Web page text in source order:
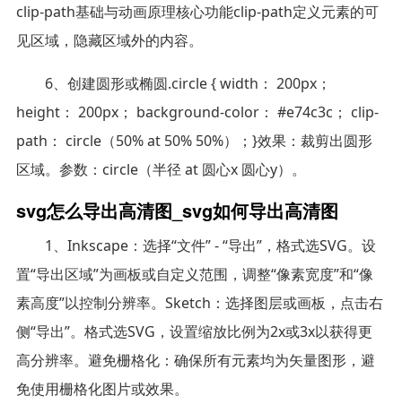
clip-path基础与动画原理核心功能clip-path定义元素的可
见区域，隐藏区域外的内容。
6、创建圆形或椭圆.circle { width： 200px；
height： 200px； background-color： #e74c3c； clip-
path： circle（50% at 50% 50%）；}效果：裁剪出圆形
区域。参数：circle（半径 at 圆心x 圆心y）。
svg怎么导出高清图_svg如何导出高清图
1、Inkscape：选择“文件” - “导出”，格式选SVG。设
置“导出区域”为画板或自定义范围，调整“像素宽度”和“像
素高度”以控制分辨率。Sketch：选择图层或画板，点击右
侧“导出”。格式选SVG，设置缩放比例为2x或3x以获得更
高分辨率。避免栅格化：确保所有元素均为矢量图形，避
免使用栅格化图片或效果。